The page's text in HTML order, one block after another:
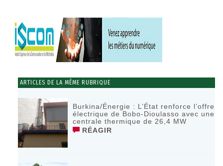
ARTICLES DE LA MÊME RUBRIQUE
Burkina/Énergie : L’État renforce l’offre
électrique de Bobo-Dioulasso avec une
centrale thermique de 26,4 MW
RÉAGIR